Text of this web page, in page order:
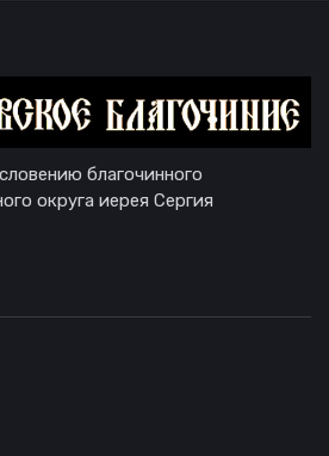
благочинного
округа иерея Сергия